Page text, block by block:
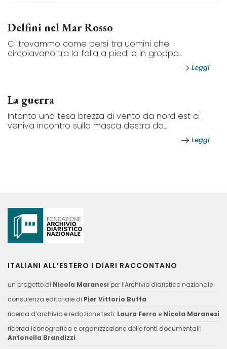
Delfini nel Mar Rosso
Ci trovammo come persi tra uomini che
circolavano tra la folla a piedi o in groppa...
Leggi
La guerra
Intanto una tesa brezza di vento da nord est ci
veniva incontro sulla masca destra da...
Leggi
ITALIANI ALL’ESTERO I DIARI RACCONTANO
un progetto di Nicola Maranesi per l’Archivio diaristico nazionale
consulenza editoriale di Pier Vittorio Buffa
ricerca d’archivio e redazione testi: Laura Ferro e Nicola Maranesi
ricerca iconografica e organizzazione delle fonti documentali:
Antonella Brandizzi